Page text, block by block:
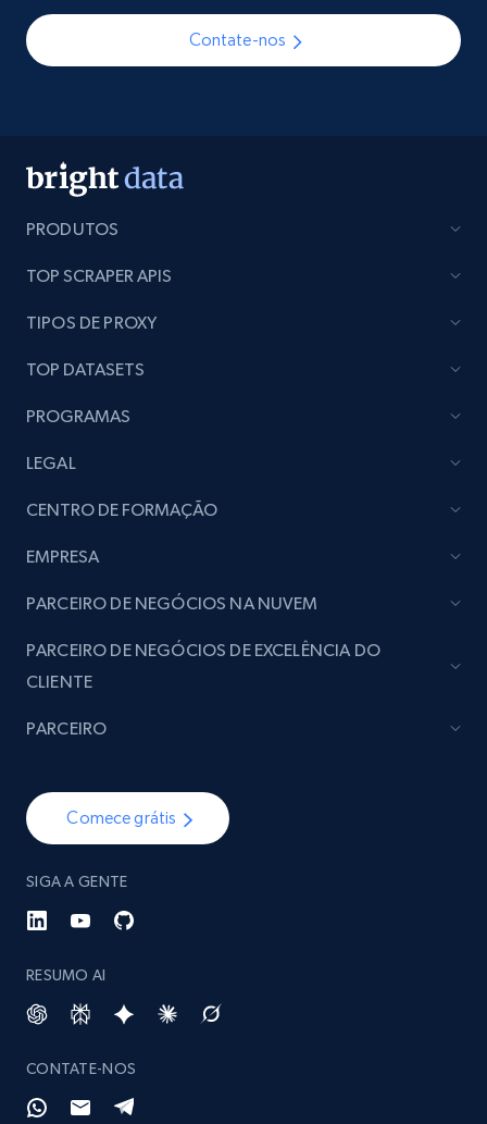
Contate-nos
PRODUTOS
TOP SCRAPER APIS
TIPOS DE PROXY
TOP DATASETS
PROGRAMAS
LEGAL
CENTRO DE FORMAÇÃO
EMPRESA
Comece grátis
SIGA A GENTE
RESUMO AI
CONTATE-NOS
PARCEIRO DE NEGÓCIOS NA NUVEM
PARCEIRO DE NEGÓCIOS DE EXCELÊNCIA DO
CLIENTE
PARCEIRO